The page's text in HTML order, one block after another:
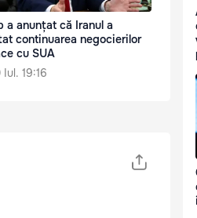
a anunțat că Iranul a
continuarea negocierilor
cu SUA
Iul. 19:16